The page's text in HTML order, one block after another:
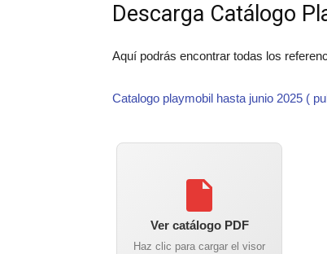
Descarga Catálogo
Aquí podrás encontrar todas los
Catalogo playmobil hasta junio 2025 (
Ver catálogo PDF
Haz clic para cargar el visor